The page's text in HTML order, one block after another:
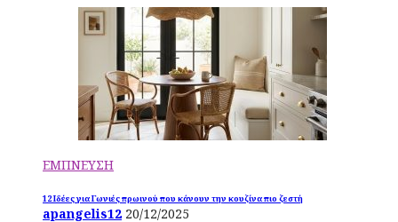
ΕΜΠΝΕΥΣΗ
12 Ιδέες για Γωνιές πρωινού που κάνουν την κουζίνα πιο ζεστή
apangelis12 20/12/2025